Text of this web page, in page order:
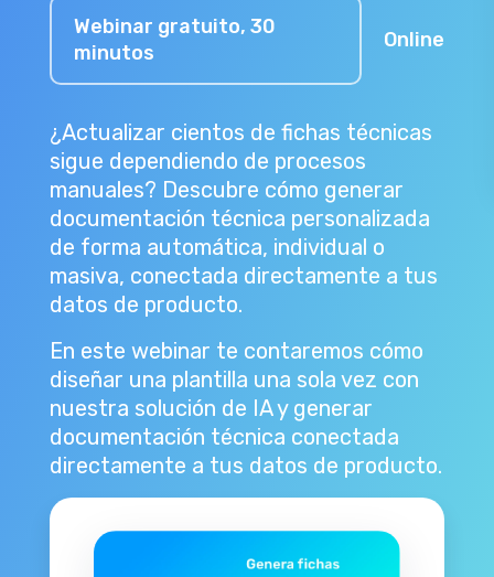
Webinar gratuito, 30
minutos
Online
¿Actualizar cientos de fichas técnicas
sigue dependiendo de procesos
manuales? Descubre cómo generar
documentación técnica personalizada
de forma automática, individual o
masiva, conectada directamente a tus
datos de producto.
En este webinar te contaremos cómo
diseñar una plantilla una sola vez con
nuestra solución de IA y generar
documentación técnica conectada
directamente a tus datos de producto.